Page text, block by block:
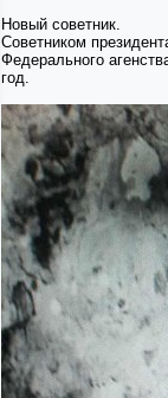
Новый советник.
Советником
Федерального
год.